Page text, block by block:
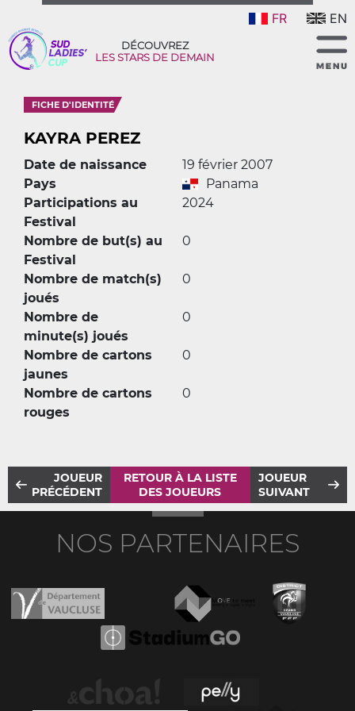
FR EN
DÉCOUVREZ
LES STARS DE DEMAIN
FICHE D'IDENTITÉ
KAYRA PEREZ
Date de naissance
19 février 2007
Pays
Panama
Participations au
Festival
2024
Nombre de but(s) au
Festival
0
Nombre de match(s)
joués
0
Nombre de
minute(s) joués
0
Nombre de cartons
jaunes
0
Nombre de cartons
rouges
0
JOUEUR
PRÉCÉDENT
RETOUR À LA LISTE
DES JOUEURS
JOUEUR
SUIVANT
NOS PARTENAIRES